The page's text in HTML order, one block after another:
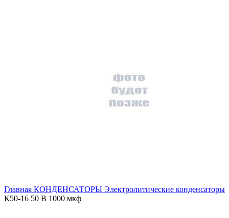
Главная КОНДЕНСАТОРЫ Электролитические конденсаторы
К50-16 50 В 1000 мкф